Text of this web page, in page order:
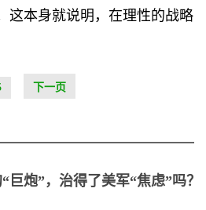
这本身就说明，在理性的战略
下一页
巨炮”，治得了美军“焦虑”吗？